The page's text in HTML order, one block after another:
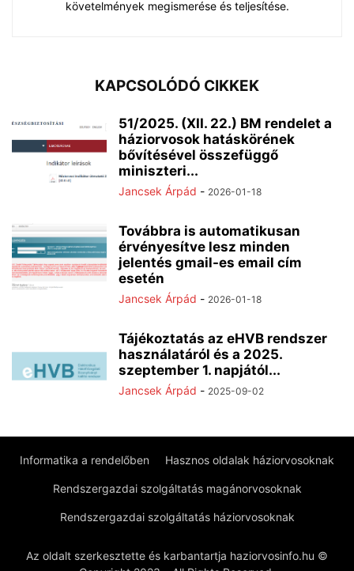
követelmények megismerése és teljesítése.
KAPCSOLÓDÓ CIKKEK
51/2025. (XII. 22.) BM rendelet a
háziorvosok hatáskörének
bővítésével összefüggő
miniszteri...
Jancsek Árpád - 2026-01-18
Továbbra is automatikusan
érvényesítve lesz minden
jelentés gmail-es email cím
esetén
Jancsek Árpád - 2026-01-18
Tájékoztatás az eHVB rendszer
használatáról és a 2025.
szeptember 1. napjától...
Jancsek Árpád - 2025-09-02
Informatika a rendelőben Hasznos oldalak háziorvosoknak
Rendszergazdai szolgáltatás magánorvosoknak
Rendszergazdai szolgáltatás háziorvosoknak
Az oldalt szerkesztette és karbantartja haziorvosinfo.hu ©